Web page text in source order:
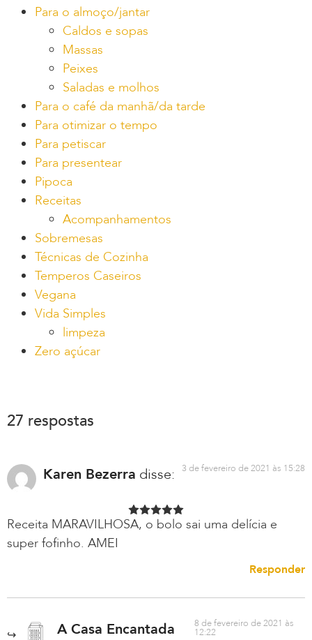
Para o almoço/jantar
Caldos e sopas
Massas
Peixes
Saladas e molhos
Para o café da manhã/da tarde
Para otimizar o tempo
Para petiscar
Para presentear
Pipoca
Receitas
Acompanhamentos
Sobremesas
Técnicas de Cozinha
Temperos Caseiros
Vegana
Vida Simples
limpeza
Zero açúcar
27 respostas
Karen Bezerra disse: 3 de fevereiro de 2021 às 15:28
Receita MARAVILHOSA, o bolo sai uma delícia e
super fofinho. AMEI
Responder
A Casa Encantada
8 de fevereiro de 2021 às
12:22